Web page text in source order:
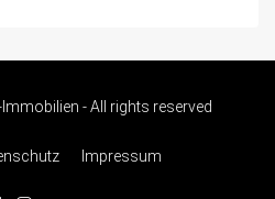
- All rights reserved
Impressum